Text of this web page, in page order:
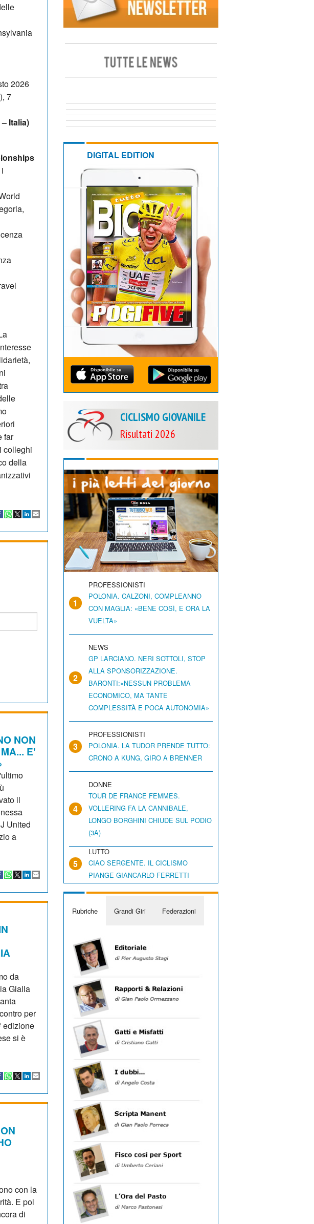
2026
7
Italia)
far
colleghi
della
NON
E'
il
United
a
da
Gialla
per
edizione
si è
con la
E poi
di
DIGITAL EDITION
CICLISMO GIOVANILE
Risultati 2026
1
PROFESSIONISTI
POLONIA. CALZONI, COMPLEANNO
CON MAGLIA: «BENE COSÌ, E ORA LA
VUELTA»
2
NEWS
GP LARCIANO. NERI SOTTOLI, STOP
ALLA SPONSORIZZAZIONE.
BARONTI:«NESSUN PROBLEMA
ECONOMICO, MA TANTE
COMPLESSITÀ E POCA AUTONOMIA»
3
PROFESSIONISTI
POLONIA. LA TUDOR PRENDE TUTTO:
CRONO A KUNG, GIRO A BRENNER
4
DONNE
TOUR DE FRANCE FEMMES.
VOLLERING FA LA CANNIBALE,
LONGO BORGHINI CHIUDE SUL PODIO
(3A)
5
LUTTO
CIAO SERGENTE. IL CICLISMO
PIANGE GIANCARLO FERRETTI
Rubriche Grandi Giri Federazioni